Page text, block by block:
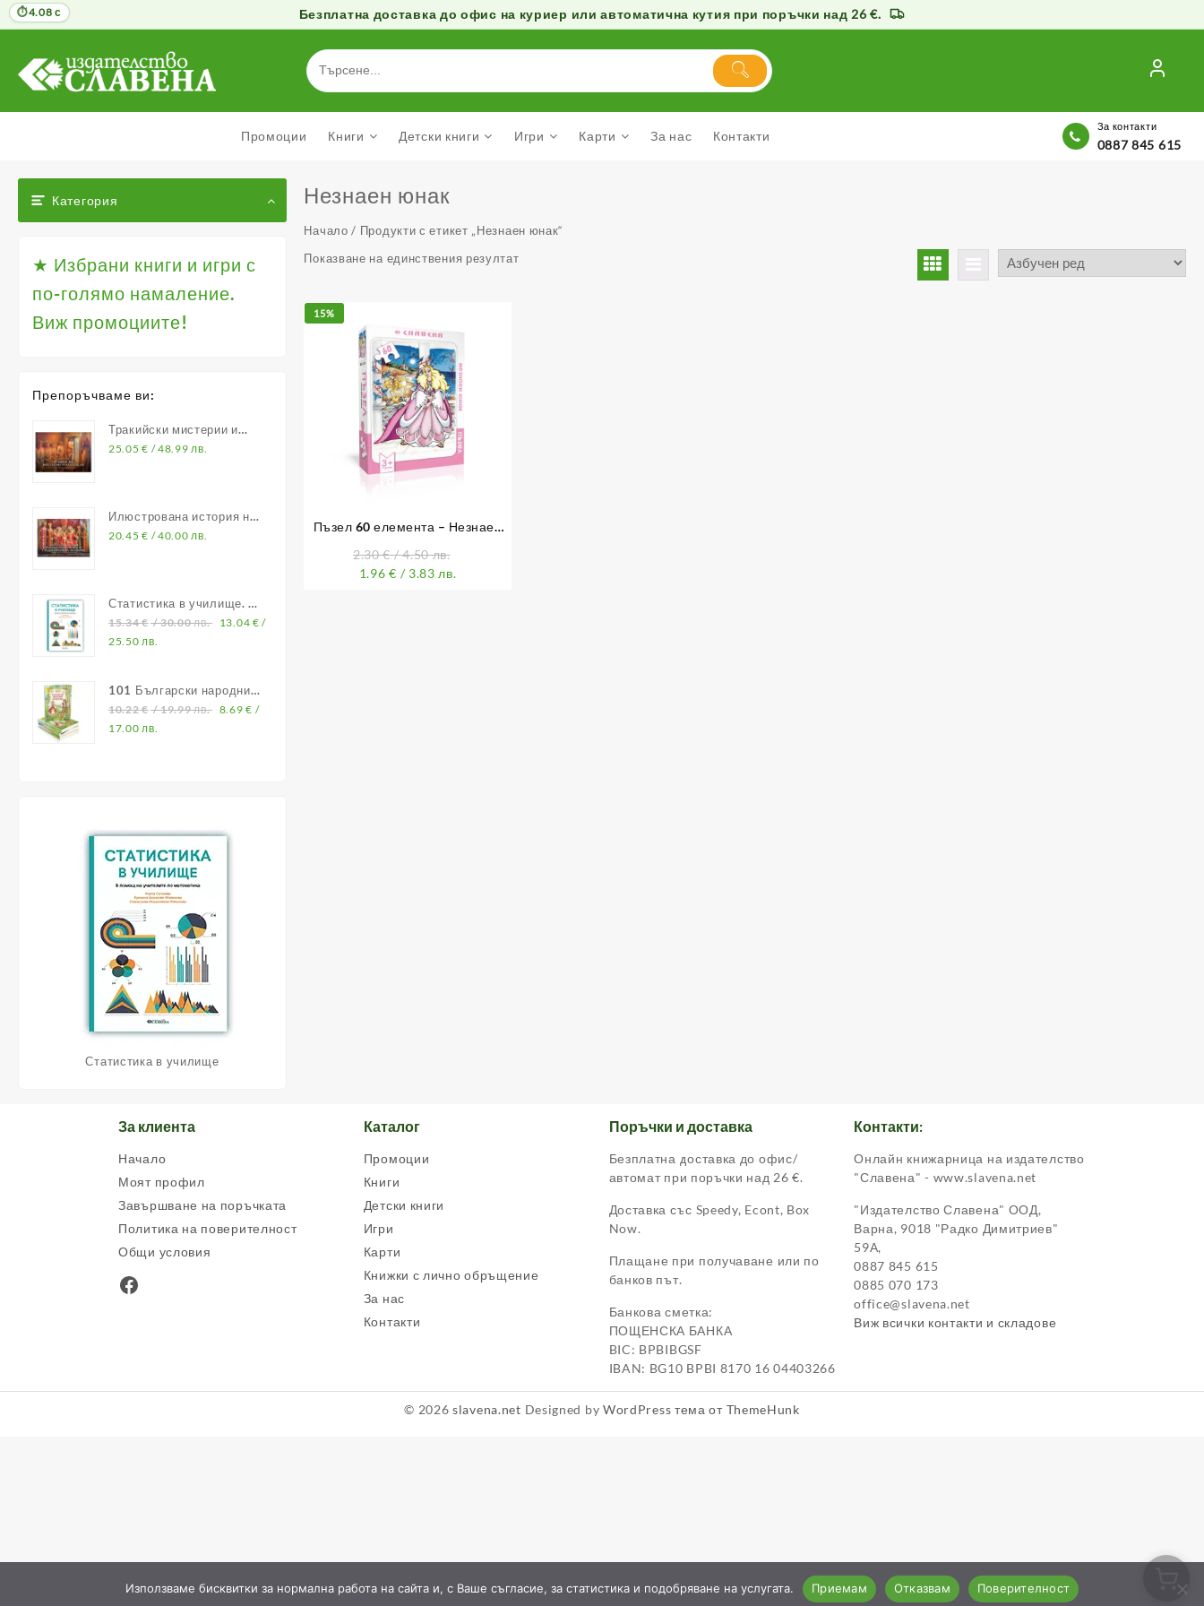
Безплатна доставка до офис на куриер или автоматична кутия при поръчки над 26 €.
съдържанието
Промоции Книги Детски книги Игри Карти За нас Контакти
За контакти
0887 845 615
Категория
★ Избрани книги и игри с
по-голямо намаление.
Виж промоциите!
Препоръчваме ви:
Тракийски мистерии и
владетели
25.05€ / 48.99 лв.
Илюстрована история на
Средновековна България
20.45€ / 40.00 лв.
Статистика в училище. В
помощ на учителите по
математика
15.34€/ 30.00 лв. 13.04 € /
25.50 лв.
101 Български народни
приказки
10.22€/ 19.99 лв. 8.69€ /
17.00 лв.
Статистика в училище
Незнаен юнак
Начало / Продукти с етикет „Незнаен юнак“
Показване на единствения резултат
15%
Пъзел 60 елемента – Незнаен
2.30€/ 4.50 лв.
1.96€ / 3.83 лв.
За клиента
Начало
Моят профил
Завършване на поръчката
Политика на поверителност
Общи условия
Facebook
Каталог
Промоции
Книги
Детски книги
Игри
Карти
Книжки с лично обръщение
За нас
Контакти
Поръчки и доставка
Безплатна доставка до офис/
автомат при поръчки над 26 €.
Доставка със Speedy, Econt, Box
Now.
Плащане при получаване или по
банков път.
Банкова сметка:
ПОЩЕНСКА БАНКА
BIC: BPBIBGSF
IBAN: BG10 BPBI 8170 16 04403266
Контакти:
Онлайн книжарница на издателство
"Славена" - www.slavena.net
"Издателство Славена" ООД,
Варна, 9018 "Радко Димитриев"
59А,
0887 845 615
0885 070 173
office@slavena.net
Виж всички контакти и складове
© 2026slavena.net Designed by WordPress тема от ThemeHunk
Използваме бисквитки за нормална работа на сайта и, с Ваше съгласие, за статистика и подобряване на услугата. Приемам Отказвам Поверителност
4.08 с